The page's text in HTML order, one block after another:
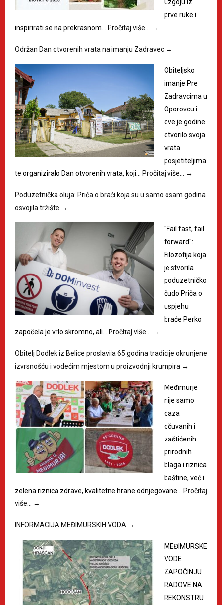
uzgoju iz
prve ruke i
inspirirati se na prekrasnom… Pročitaj više… →
Održan Dan otvorenih vrata na imanju Zadravec →
Obiteljsko
imanje Pre
Zadravcima u
Oporovcu i
ove je godine
otvorilo svoja
vrata
posjetiteljima
te organiziralo Dan otvorenih vrata, koji… Pročitaj više… →
Poduzetnička oluja: Priča o braći koja su u samo osam godina
osvojila tržište →
"Fail fast, fail
forward":
Filozofija koja
je stvorila
poduzetničko
čudo Priča o
uspjehu
braće Perko
započela je vrlo skromno, ali… Pročitaj više… →
Obitelj Dodlek iz Belice proslavila 65 godina tradicije okrunjene
izvrsnošću i vodećim mjestom u proizvodnji krumpira →
Međimurje
nije samo
oaza
očuvanih i
zaštićenih
prirodnih
blaga i riznica
baštine, već i
zelena riznica zdrave, kvalitetne hrane odnjegovane… Pročitaj
više… →
INFORMACIJA MEĐIMURSKIH VODA →
MEĐIMURSKE
VODE
ZAPOČINJU
RADOVE NA
REKONSTRU